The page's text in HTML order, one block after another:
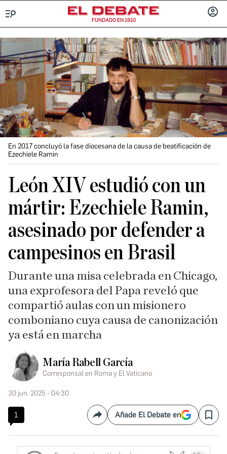
FUNDADO EN 1910
En 2017 concluyó la fase diocesana de la causa de beatificación de
Ezechiele Ramin
León XIV estudió con un
mártir: Ezechiele Ramin,
asesinado por defender a
campesinos en Brasil
Durante una misa celebrada en Chicago,
una exprofesora del Papa reveló que
compartió aulas con un misionero
comboniano cuya causa de canonización
ya está en marcha
María Rabell García
Corresponsal en Roma y El Vaticano
30 jun. 2025 - 04:30
1 CompartirAñade El Debate en Save